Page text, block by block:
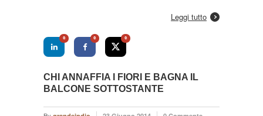
Leggi tutto
0 0 0
CHI ANNAFFIA I FIORI E BAGNA IL
BALCONE SOTTOSTANTE